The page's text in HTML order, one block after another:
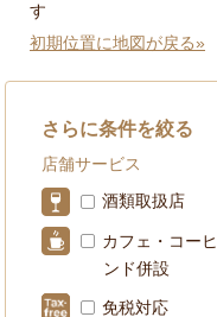
す
初期位置に地図が戻る»
さらに条件を絞る
店舗サービス
酒類取扱店
カフェ・コー
ンド併設
免税対応